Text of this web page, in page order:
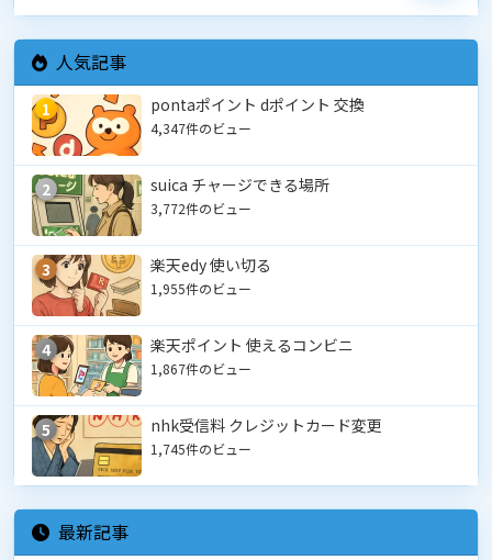
人気記事
1 pontaポイント dポイント 交換
4,347件のビュー
2 suica チャージできる場所
3,772件のビュー
3 楽天edy 使い切る
1,955件のビュー
4 楽天ポイント 使えるコンビニ
1,867件のビュー
5 nhk受信料 クレジットカード変更
1,745件のビュー
最新記事